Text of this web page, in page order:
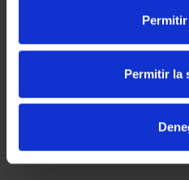
Permitir la
CIUDADES PATRIMONIO
73,00 €